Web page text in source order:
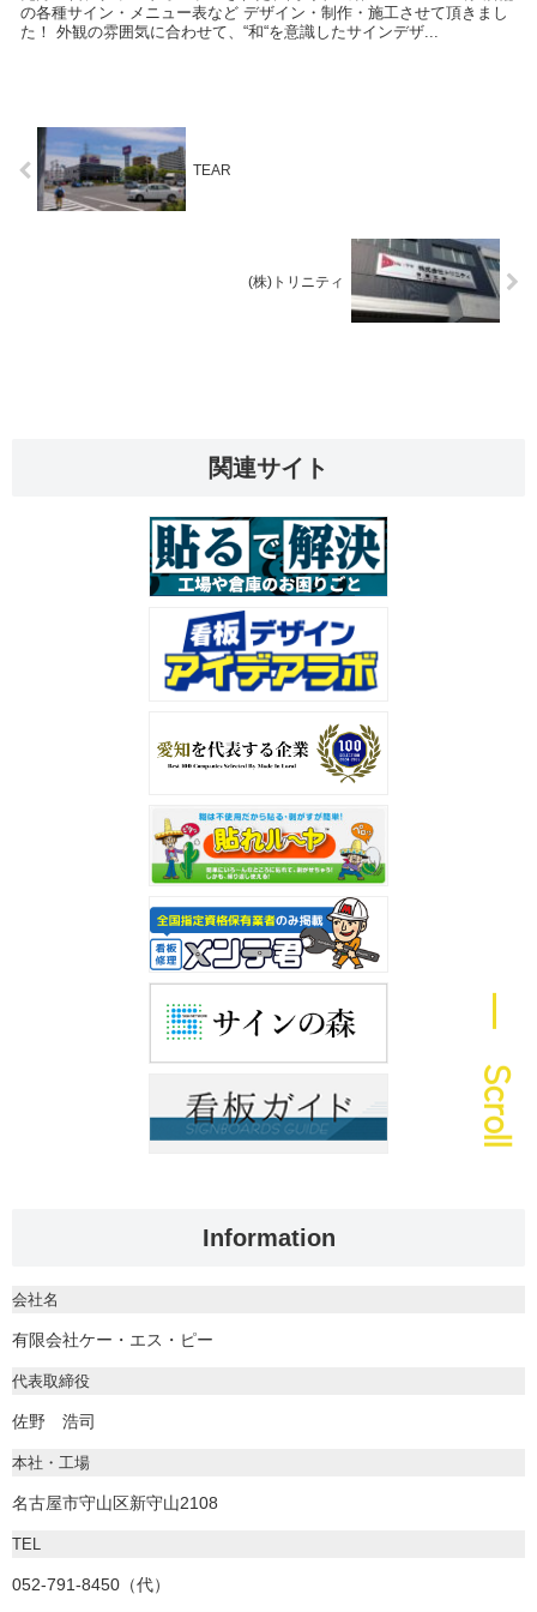
― Scroll
の各種サイン・メニュー表など デザイン・制作・施工させて頂きまし
た！ 外観の雰囲気に合わせて、“和“を意識したサインデザ...
TEAR
(株)トリニティ
関連サイト
Information
会社名
有限会社ケー・エス・ピー
代表取締役
佐野 浩司
本社・工場
名古屋市守山区新守山2108
TEL
052-791-8450（代）